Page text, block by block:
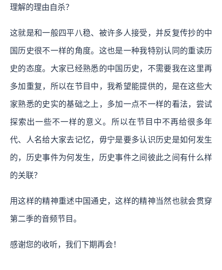
理解的理由自杀？
这就是和一般四平八稳、被许多人接受，并反复传抄的中
国历史很不一样的角度。这也是一种我特别认同的重读历
史的态度。大家已经熟悉的中国历史，不需要我在这里再
多加重复，所以在节目中，我希望能提供的，是在这些大
家熟悉的史实的基础之上，多加一点不一样的看法，尝试
探索出一些不一样的意义。所以在节目中不再给很多年
代、人名给大家去记忆，毋宁是要多认识历史是如何发生
的，历史事件为何发生，历史事件之间彼此之间有什么样
的关联？
用这样的精神重述中国通史，这样的精神当然也就会贯穿
第二季的音频节目。
感谢您的收听，我们下期再会！